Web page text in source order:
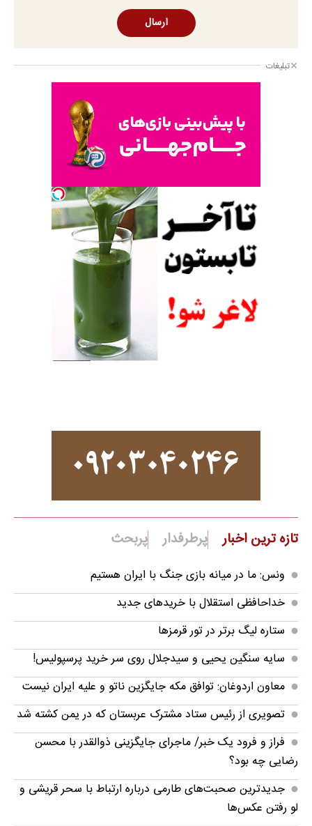
ارسال
تبلیغات
تازه ترین اخبار پرطرفدار پربحث
ونس: ما در میانه بازی جنگ با ایران هستیم
خداحافظی استقلال با خریدهای جدید
ستاره لیگ برتر در تور قرمزها
سایه سنگین یحیی و سیدجلال روی سر خرید پرسپولیس!
معاون اردوغان: توافق مکه جایگزین ناتو و علیه ایران نیست
تصویری از رئیس ستاد مشترک عربستان که در یمن کشته شد
فراز و فرود یک خبر/ ماجرای جایگزینی ذوالقدر با محسن
رضایی چه بود؟
جدیدترین صحبت‌های طارمی درباره ارتباط با سحر قریشی و
لو رفتن عکس‌ها